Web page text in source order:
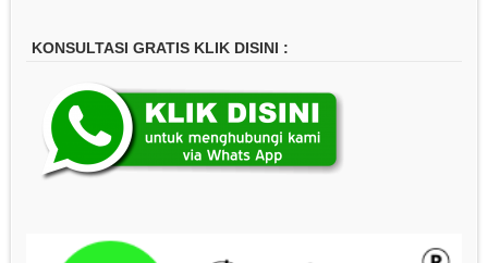
KONSULTASI GRATIS KLIK DISINI :